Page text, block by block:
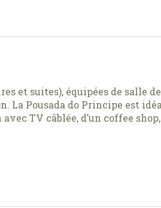
et suites), équipées de salle
Pousada do Principe est
TV câblée, d’un coffee shop,